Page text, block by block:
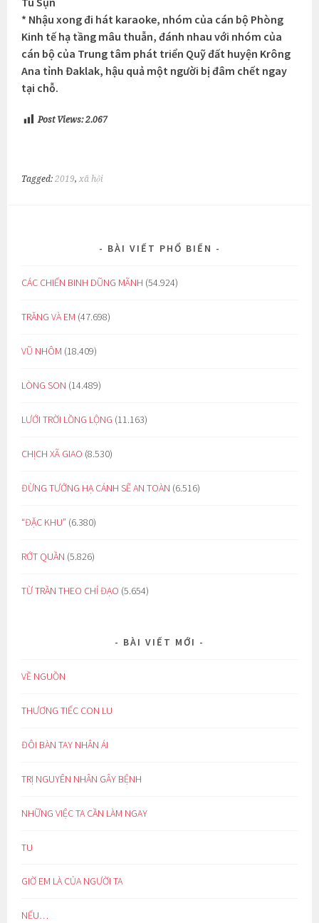
* Nhậu xong đi hát karaoke, nhóm của cán bộ Phòng
Kinh tế hạ tầng mâu thuẫn, đánh nhau với nhóm của
cán bộ của Trung tâm phát triển Quỹ đất huyện Krông
Ana tỉnh Đaklak, hậu quả một người bị đâm chết ngay
tại chỗ.
Post Views: 2.067
Tagged:2019,xã hội
BÀI VIẾT PHỔ BIẾN
CÁC CHIẾN BINH DŨNG MÃNH (54.924)
TRĂNG VÀ EM (47.698)
VŨ NHÔM (18.409)
LÒNG SON (14.489)
LƯỚI TRỜI LỒNG LỘNG (11.163)
CHỊCH XÃ GIAO (8.530)
ĐỪNG TƯỞNG HẠ CÁNH SẼ AN TOÀN (6.516)
“ĐẶC KHU” (6.380)
RỚT QUẦN (5.826)
TỪ TRẦN THEO CHỈ ĐẠO (5.654)
BÀI VIẾT MỚI
VỀ NGUỒN
THƯƠNG TIẾC CON LU
ĐÔI BÀN TAY NHÂN ÁI
TRỊ NGUYÊN NHÂN GÂY BỆNH
NHỮNG VIỆC TA CẦN LÀM NGAY
TU
GIỜ EM LÀ CỦA NGƯỜI TA
NẾU…